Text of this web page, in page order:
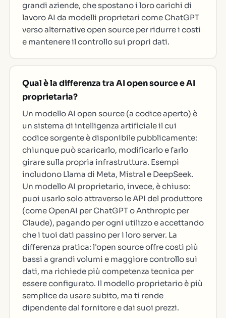
grandi aziende, che spostano i loro carichi di
lavoro AI da modelli proprietari come ChatGPT
verso alternative open source per ridurre i costi
e mantenere il controllo sui propri dati.
Qual è la differenza tra AI open source e AI
proprietaria?
Un modello AI open source (a codice aperto) è
un sistema di intelligenza artificiale il cui
codice sorgente è disponibile pubblicamente:
chiunque può scaricarlo, modificarlo e farlo
girare sulla propria infrastruttura. Esempi
includono Llama di Meta, Mistral e DeepSeek.
Un modello AI proprietario, invece, è chiuso:
puoi usarlo solo attraverso le API del produttore
(come OpenAI per ChatGPT o Anthropic per
Claude), pagando per ogni utilizzo e accettando
che i tuoi dati passino per i loro server. La
differenza pratica: l'open source offre costi più
bassi a grandi volumi e maggiore controllo sui
dati, ma richiede più competenza tecnica per
essere configurato. Il modello proprietario è più
semplice da usare subito, ma ti rende
dipendente dal fornitore e dai suoi prezzi.